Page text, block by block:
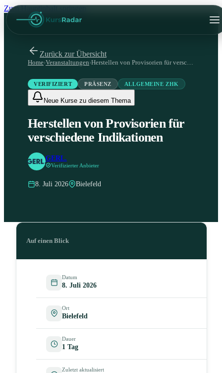
Zum Hauptinhalt springen
Zurück zur Übersicht
Home›Veranstaltungen› Herstellen von Provisorien für verschiedene Indikationen
VERIFIZIERT PRÄSENZ ALLGEMEINE ZHK
Neue Kurse zu diesem Thema
Herstellen von Provisorien für
verschiedene Indikationen
GERL.
Verifizierter Anbieter
8. Juli 2026 Bielefeld
Auf einen Blick
Datum
8. Juli 2026
Ort
Bielefeld
Dauer
1 Tag
Zuletzt aktualisiert